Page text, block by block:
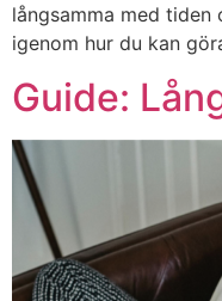
långsamma med tiden
igenom hur du kan
Guide: